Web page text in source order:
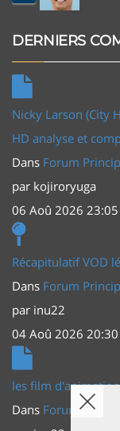
DERNIERS
Nicky Larson (City
HD analyse et
Dans Forum
par kojiroryuga
06 Aoû 2026 23:05
Récapitulatif VOD
Dans Forum
par inu22
04 Aoû 2026 20:30
les film
Dans Forum